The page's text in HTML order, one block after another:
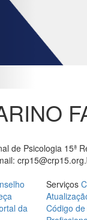
de Psicologia 15ª
da
Serviços
Código